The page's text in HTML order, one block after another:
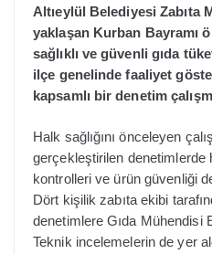
Altıeylül Belediyesi Zabıta
yaklaşan Kurban Bayramı
sağlıklı ve güvenli gıda
ilçe genelinde faaliyet
kapsamlı bir denetim
Halk sağlığını önceleyen
gerçekleştirilen denetimlerde
kontrolleri ve ürün güvenliği
Dört kişilik zabıta ekibi
denetimlere Gıda Mühendisi
Teknik incelemelerin de yer